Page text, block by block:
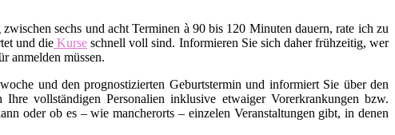
zwischen sechs und acht Terminen à 90 bis 120 Minuten dauern, rate ich zu
und dieKurse schnell voll sind. Informieren Sie sich daher frühzeitig, wer
anmelden müssen.
und den prognostizierten Geburtstermin und informiert Sie über den
vollständigen Personalien inklusive etwaiger Vorerkrankungen bzw.
oder ob es – wie mancherorts – einzelen Veranstaltungen gibt, in denen